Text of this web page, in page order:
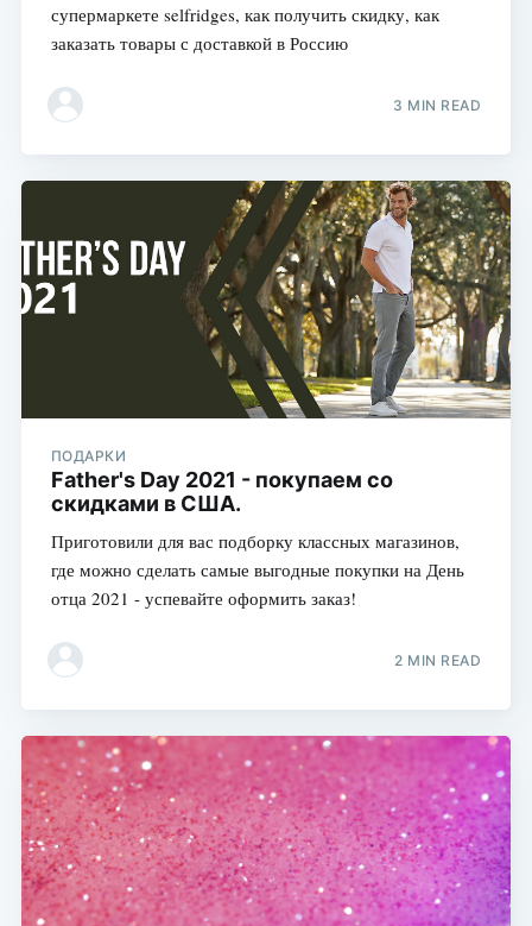
супермаркете selfridges, как получить скидку, как
заказать товары с доставкой в Россию
3 MIN READ
ПОДАРКИ
Father's Day 2021 - покупаем со
скидками в США.
Приготовили для вас подборку классных магазинов,
где можно сделать самые выгодные покупки на День
отца 2021 - успевайте оформить заказ!
2 MIN READ